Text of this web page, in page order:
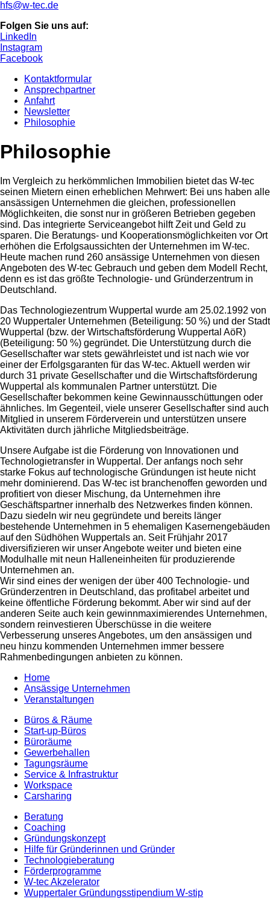
hfs@w-tec.de
Folgen Sie uns auf:
LinkedIn
Instagram
Facebook
Kontaktformular
Ansprechpartner
Anfahrt
Newsletter
Philosophie
Philosophie
Im Vergleich zu herkömmlichen Immobilien bietet das W-tec
seinen Mietern einen erheblichen Mehrwert: Bei uns haben alle
ansässigen Unternehmen die gleichen, professionellen
Möglichkeiten, die sonst nur in größeren Betrieben gegeben
sind. Das integrierte Serviceangebot hilft Zeit und Geld zu
sparen. Die Beratungs- und Kooperationsmöglichkeiten vor Ort
erhöhen die Erfolgsaussichten der Unternehmen im W-tec.
Heute machen rund 260 ansässige Unternehmen von diesen
Angeboten des W-tec Gebrauch und geben dem Modell Recht,
denn es ist das größte Technologie- und Gründerzentrum in
Deutschland.
Das Technologiezentrum Wuppertal wurde am 25.02.1992 von
20 Wuppertaler Unternehmen (Beteiligung: 50 %) und der Stadt
Wuppertal (bzw. der Wirtschaftsförderung Wuppertal AöR)
(Beteiligung: 50 %) gegründet. Die Unterstützung durch die
Gesellschafter war stets gewährleistet und ist nach wie vor
einer der Erfolgsgaranten für das W-tec. Aktuell werden wir
durch 31 private Gesellschafter und die Wirtschaftsförderung
Wuppertal als kommunalen Partner unterstützt. Die
Gesellschafter bekommen keine Gewinnausschüttungen oder
ähnliches. Im Gegenteil, viele unserer Gesellschafter sind auch
Mitglied in unserem Förderverein und unterstützen unsere
Aktivitäten durch jährliche Mitgliedsbeiträge.
Unsere Aufgabe ist die Förderung von Innovationen und
Technologietransfer in Wuppertal. Der anfangs noch sehr
starke Fokus auf technologische Gründungen ist heute nicht
mehr dominierend. Das W-tec ist branchenoffen geworden und
profitiert von dieser Mischung, da Unternehmen ihre
Geschäftspartner innerhalb des Netzwerkes finden können.
Dazu siedeln wir neu gegründete und bereits länger
bestehende Unternehmen in 5 ehemaligen Kasernengebäuden
auf den Südhöhen Wuppertals an. Seit Frühjahr 2017
diversifizieren wir unser Angebote weiter und bieten eine
Modulhalle mit neun Halleneinheiten für produzierende
Unternehmen an.
Wir sind eines der wenigen der über 400 Technologie- und
Gründerzentren in Deutschland, das profitabel arbeitet und
keine öffentliche Förderung bekommt. Aber wir sind auf der
anderen Seite auch kein gewinnmaximierendes Unternehmen,
sondern reinvestieren Überschüsse in die weitere
Verbesserung unseres Angebotes, um den ansässigen und
neu hinzu kommenden Unternehmen immer bessere
Rahmenbedingungen anbieten zu können.
Home
Ansässige Unternehmen
Veranstaltungen
Büros & Räume
Start-up-Büros
Büroräume
Gewerbehallen
Tagungsräume
Service & Infrastruktur
Workspace
Carsharing
Beratung
Coaching
Gründungskonzept
Hilfe für Gründerinnen und Gründer
Technologieberatung
Förderprogramme
W-tec Akzelerator
Wuppertaler Gründungsstipendium W-stip